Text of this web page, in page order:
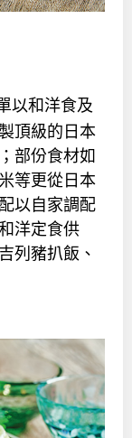
以和洋食及
頂級的日本
部份食材如
等更從日本
以自家調配
洋定食供
列豬扒飯、